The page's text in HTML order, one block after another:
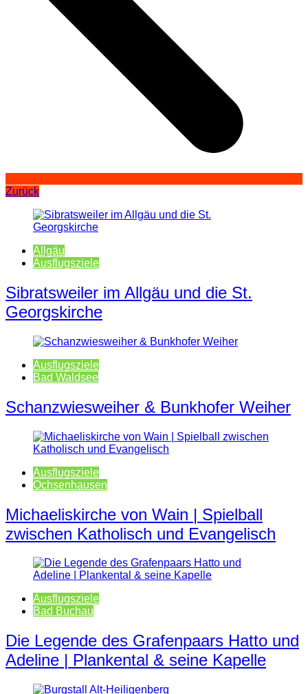
Zurück
Allgäu
Ausflugsziele
Sibratsweiler im Allgäu und die St.
Georgskirche
Ausflugsziele
Bad Waldsee
Schanzwiesweiher & Bunkhofer Weiher
Ausflugsziele
Ochsenhausen
Michaeliskirche von Wain | Spielball
zwischen Katholisch und Evangelisch
Ausflugsziele
Bad Buchau
Die Legende des Grafenpaars Hatto und
Adeline | Plankental & seine Kapelle